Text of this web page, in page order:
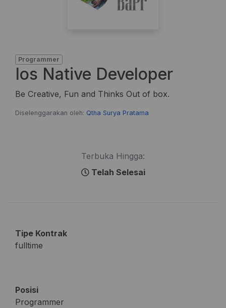
Programmer
Ios Native Developer
Be Creative, Fun and Thinks Out of box.
Diselenggarakan oleh: Qtha Surya Pratama
Terbuka Hingga:
Telah Selesai
Tipe Kontrak
fulltime
Posisi
Programmer